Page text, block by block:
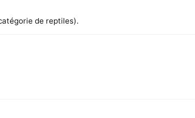
de reptiles).